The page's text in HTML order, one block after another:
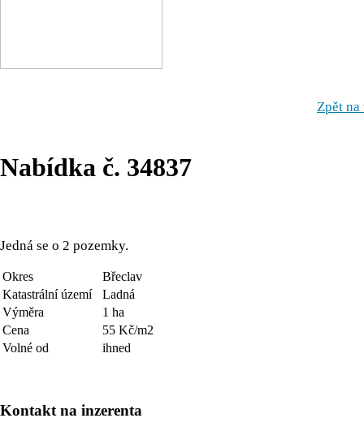
Zpět
Nabídka č. 34837
Jedná se o 2 pozemky.
Okres
Břeclav
Katastrální území
Ladná
Výměra
1 ha
Cena
55 Kč/m2
Volné od
ihned
Kontakt na inzerenta